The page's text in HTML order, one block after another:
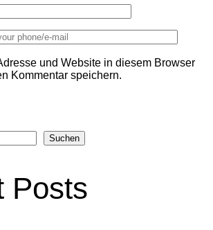
und Website in diesem Browser
Kommentar speichern.
Suchen
Posts